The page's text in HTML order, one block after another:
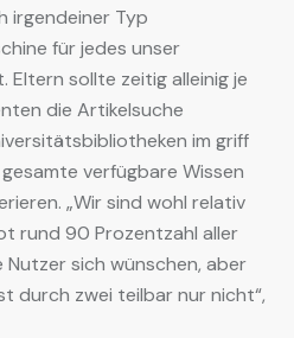
irgendeiner Typ
für jedes unser
sollte zeitig alleinig je
die Artikelsuche
im griff
verfügbare Wissen
„Wir sind wohl relativ
rund 90 Prozentzahl aller
sich wünschen, aber
durch zwei teilbar nur nicht“,